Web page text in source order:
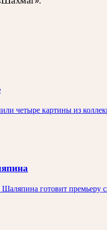
четыре картины из
готовит премьеру